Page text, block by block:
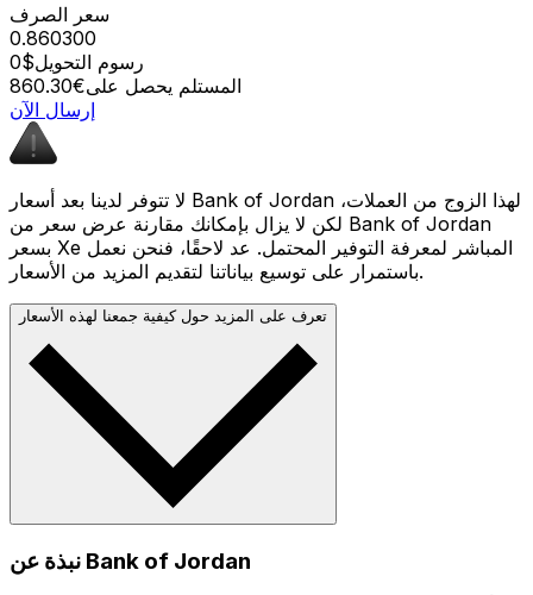
سعر الصرف
0.860300
رسوم التحويل$0
المستلم يحصل على€860.30
إرسال الآن
لا تتوفر لدينا بعد أسعار Bank of Jordan لهذا الزوج من العملات،
لكن لا يزال بإمكانك مقارنة عرض سعر من Bank of Jordan
بسعر Xe المباشر لمعرفة التوفير المحتمل. عد لاحقًا، فنحن نعمل
باستمرار على توسيع بياناتنا لتقديم المزيد من الأسعار.
تعرف على المزيد حول كيفية جمعنا لهذه الأسعار
نبذة عن Bank of Jordan